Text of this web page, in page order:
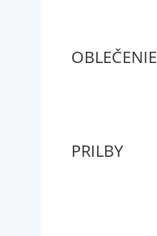
OBLEČENIE
PRILBY